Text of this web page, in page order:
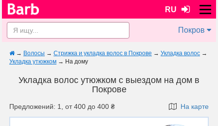
RU
Покров
→ Волосы → Стрижка и укладка волос в Покрове → Укладка волос →
Укладка утюжком → На дому
Укладка волос утюжком с выездом на дом в
Покрове
Предложений: 1, от 400 до 400 ₴ На карте